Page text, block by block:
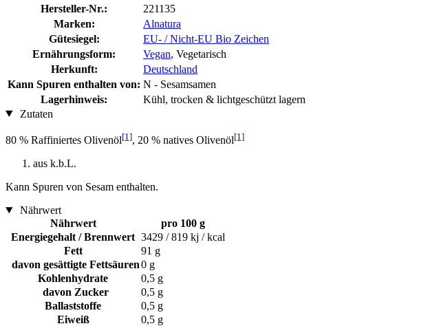
Hersteller-Nr.:
221135
Marken:
Alnatura
Gütesiegel:
EU- / Nicht-EU Bio Zeichen
Ernährungsform:
Vegan, Vegetarisch
Herkunft:
Deutschland
Kann Spuren enthalten von: N - Sesamsamen
Lagerhinweis:
Kühl, trocken & lichtgeschützt lagern
Zutaten
80 % Raffiniertes Olivenöl[1], 20 % natives Olivenöl[1]
aus k.b.L.
Kann Spuren von Sesam enthalten.
Nährwert
Nährwert
pro 100 g
Energiegehalt / Brennwert 3429 / 819 kj / kcal
Fett
91 g
davon gesättigte Fettsäuren0 g
Kohlenhydrate
0,5 g
davon Zucker
0,5 g
Ballaststoffe
0,5 g
Eiweiß
0,5 g